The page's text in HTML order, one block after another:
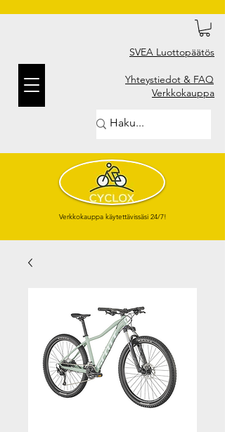
SVEA Luottopäätös
Yhteystiedot & FAQ
Verkkokauppa
Verkkokauppa käytettävissäsi 24/7!